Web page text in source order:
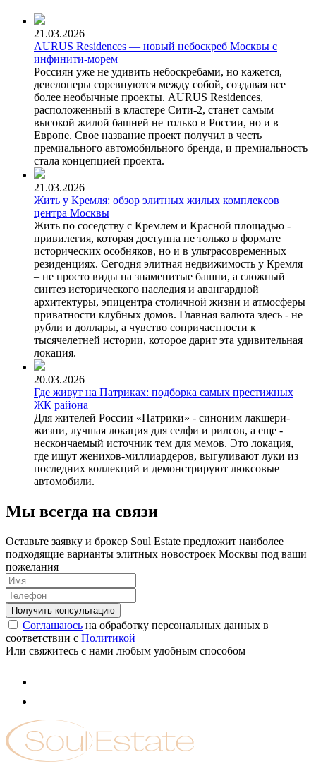
21.03.2026
AURUS Residences — новый небоскреб Москвы с
инфинити-морем
Россиян уже не удивить небоскребами, но кажется,
девелоперы соревнуются между собой, создавая все
более необычные проекты. AURUS Residences,
расположенный в кластере Сити-2, станет самым
высокой жилой башней не только в России, но и в
Европе. Свое название проект получил в честь
премиального автомобильного бренда, и премиальность
стала концепцией проекта.
21.03.2026
Жить у Кремля: обзор элитных жилых комплексов
центра Москвы
Жить по соседству с Кремлем и Красной площадью -
привилегия, которая доступна не только в формате
исторических особняков, но и в ультрасовременных
резиденциях. Сегодня элитная недвижимость у Кремля
– не просто виды на знаменитые башни, а сложный
синтез исторического наследия и авангардной
архитектуры, эпицентра столичной жизни и атмосферы
приватности клубных домов. Главная валюта здесь - не
рубли и доллары, а чувство сопричастности к
тысячелетней истории, которое дарит эта удивительная
локация.
20.03.2026
Где живут на Патриках: подборка самых престижных
ЖК района
Для жителей России «Патрики» - синоним лакшери-
жизни, лучшая локация для селфи и рилсов, а еще -
нескончаемый источник тем для мемов. Это локация,
где ищут женихов-миллиардеров, выгуливают луки из
последних коллекций и демонстрируют люксовые
автомобили.
Мы всегда на связи
Оставьте заявку и брокер Soul Estate предложит наиболее
подходящие варианты элитных новостроек Москвы под ваши
пожелания
Соглашаюсь на обработку персональных данных в
соответствии с Политикой
Или свяжитесь с нами любым удобным способом